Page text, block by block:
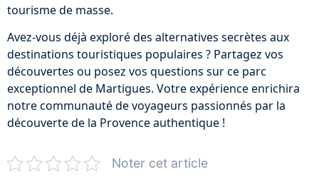
tourisme de masse.
Avez-vous déjà exploré des alternatives secrètes aux
destinations touristiques populaires ? Partagez vos
découvertes ou posez vos questions sur ce parc
exceptionnel de Martigues. Votre expérience enrichira
notre communauté de voyageurs passionnés par la
découverte de la Provence authentique !
Noter cet article